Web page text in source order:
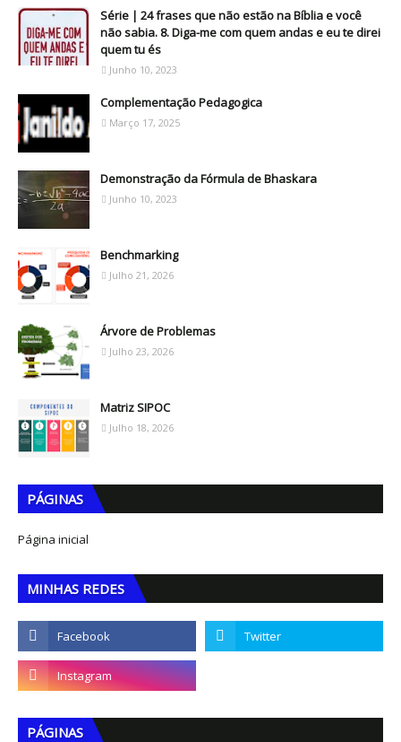
Série | 24 frases que não estão na Bíblia e você
não sabia. 8. Diga-me com quem andas e eu te direi
quem tu és
Junho 10, 2023
Complementação Pedagogica
Março 17, 2025
Demonstração da Fórmula de Bhaskara
Junho 10, 2023
Benchmarking
Julho 21, 2026
Árvore de Problemas
Julho 23, 2026
Matriz SIPOC
Julho 18, 2026
PÁGINAS
Página inicial
MINHAS REDES
PÁGINAS